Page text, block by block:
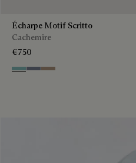
Écharpe Motif Scritto
Cachemire
€750
Aquamarine
Cloudy Blue
Milky Brown